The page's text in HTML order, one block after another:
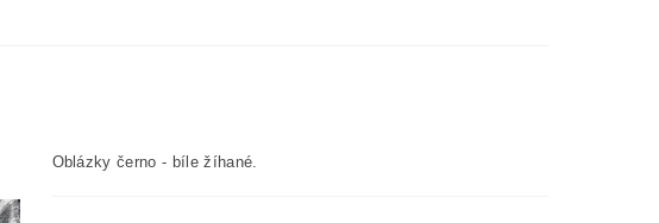
Oblázky černo - bíle žíhané.